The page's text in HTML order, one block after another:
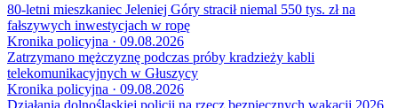
80-letni mieszkaniec Jeleniej Góry stracił niemal 550 tys. zł na
fałszywych inwestycjach w ropę
Kronika policyjna · 09.08.2026
Zatrzymano mężczyznę podczas próby kradzieży kabli
telekomunikacyjnych w Głuszycy
Kronika policyjna · 09.08.2026
Działania dolnośląskiej policji na rzecz bezpiecznych wakacji 2026